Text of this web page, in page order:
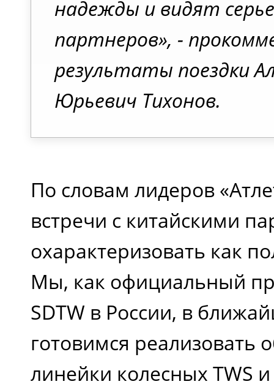
надежды и видят
партнеров», -
результаты поездки
Юрьевич Тихонов.
По словам лидеров
встречи с китайскими
охарактеризовать как
Мы, как официальный
SDTW в России, в
готовимся реализовать
линейки колесных TWS